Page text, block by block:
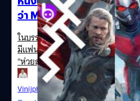
Hulk Mark Ruffalo Iron Man
บทนี้ ผมบอกไปว่า "ผมไม่รู้ว่าผมเป็น
เคยแสดงบทฮีโรอะไรแบบนี้มาก่อนเ
บอกว่า ผมทำได้แน่นอน...ผมกลัว กลั
อะไรต่าง ๆ ทำให้มันดูยากที่จะทำ
ตลอดเวลา แต่คติประจำใจของผม
ผลักดันตัวเองไปยังที่ ๆ คุณรู้สึกกลั
ถึงจะไม่ยอมรับบทนี้ละ?” Don…
ว่า Marvel ไม่เคยทำหนังห่ว
ในบรรดา 23 เรื่องของหนังจักรวาล
มีแฟน ๆ หรือคอหนังตั้งคำถามว่า เ
"ห่วยสุดหรือยอดแย่ที่สุด" แต่ก็ไม่แน่
สำหรับผู้ที่ชื่นชอบหนังซูเปอร์ฮีโร ได้
ละครมาโลดแล่นออกจากคอมิกหรื
ก็ถือว่าเป็นความยอดเยี่ยมและไม่อา
Vinijphat Kanyapong | 2327 days ago